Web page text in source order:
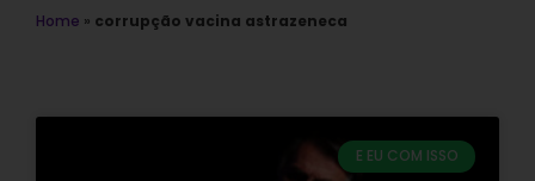
Home » corrupção vacina astrazeneca
E EU COM ISSO